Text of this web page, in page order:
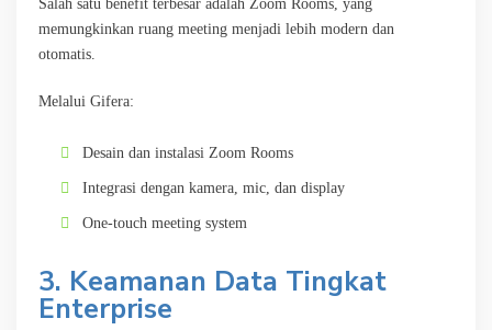
Salah satu benefit terbesar adalah Zoom Rooms, yang
memungkinkan ruang meeting menjadi lebih modern dan
otomatis.
Melalui Gifera:
Desain dan instalasi Zoom Rooms
Integrasi dengan kamera, mic, dan display
One-touch meeting system
3. Keamanan Data Tingkat
Enterprise